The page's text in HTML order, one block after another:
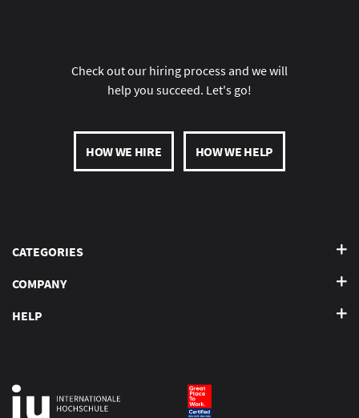
Check out our hiring process and we will
help you succeed. Let's go!
HOW WE HIRE HOW WE HELP
CATEGORIES
COMPANY
HELP